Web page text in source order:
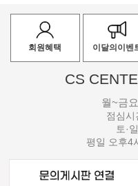
회원혜택 이달의이벤
CS
월~금
점심
토·
평일 오후4